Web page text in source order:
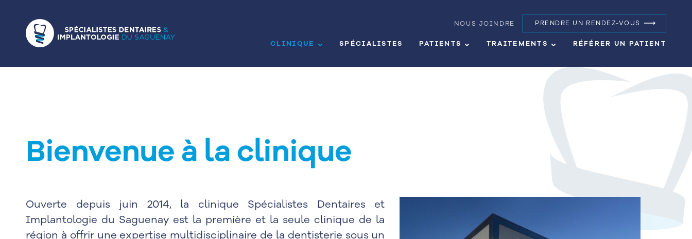
NOUS JOINDRE PRENDRE UN RENDEZ-VOUS
CLINIQUE SPÉCIALISTES PATIENTS TRAITEMENTS RÉFÉRER UN PATIENT
Bienvenue à la clinique
Ouverte depuis juin 2014, la clinique Spécialistes Dentaires et
Implantologie du Saguenay est la première et la seule clinique de la
région à offrir une expertise multidisciplinaire de la dentisterie sous un